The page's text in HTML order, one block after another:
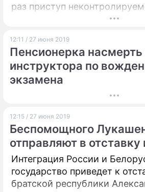
раз приступ
случился на встрече с
12:11 / 27 июня 2019
Пенсионерка насмерть
инструктора по
экзамена
12:15 / 27 июня 2019
Беспомощного
отправляют в отставку
Интеграция России и
государство приведет к
братской республики